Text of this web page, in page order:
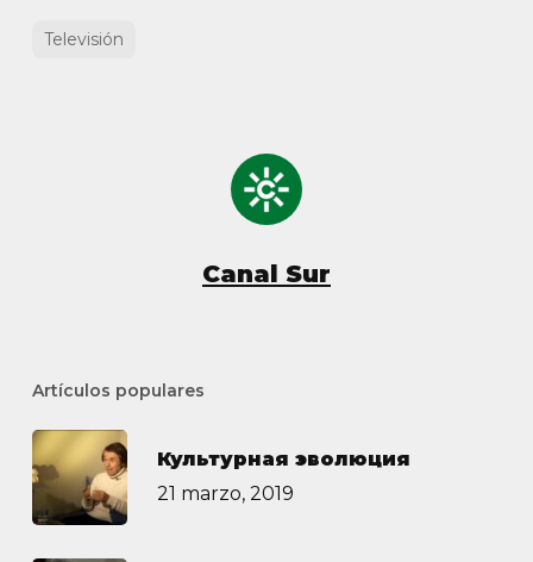
Televisión
Canal Sur
Artículos populares
Культурная эволюция
21 marzo, 2019